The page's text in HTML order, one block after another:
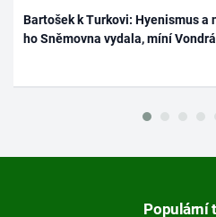
Bartošek k Turkovi: Hyenismus a
ho Sněmovna vydala, míní
Populární